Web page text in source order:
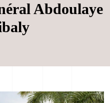
Abdoulaye